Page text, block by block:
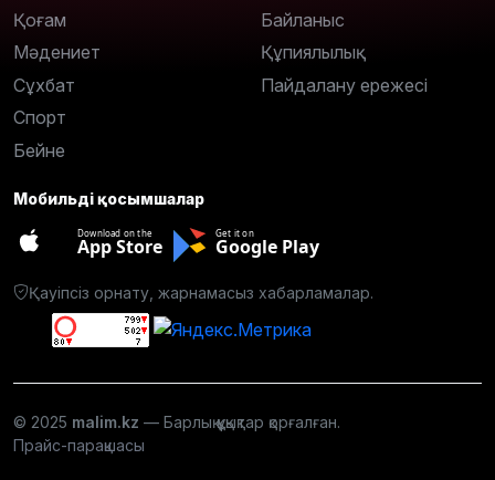
Қоғам
Мәдениет
Сұхбат
Спорт
Бейне
Байланыс
Құпиялылық
Пайдалану ережесі
Мобильді қосымшалар
Download on the
App Store
Get it on
Google Play
Қауіпсіз орнату, жарнамасыз хабарламалар.
© 2025 malim.kz — Барлық құқықтар қорғалған.
Прайс-парақшасы